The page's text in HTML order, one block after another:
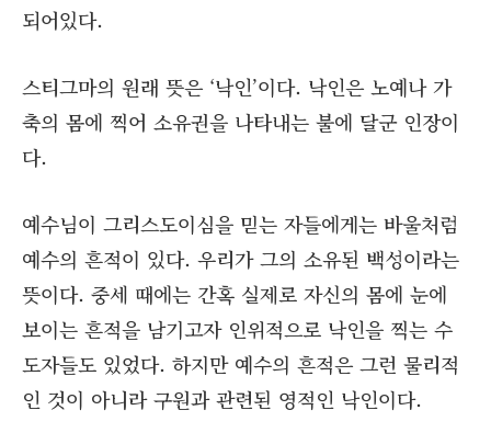
되어있다.
스티그마의 원래 뜻은 ‘낙인’이다. 낙인은 노예나 가
축의 몸에 찍어 소유권을 나타내는 불에 달군 인장이
다.
예수님이 그리스도이심을 믿는 자들에게는 바울처럼
예수의 흔적이 있다. 우리가 그의 소유된 백성이라는
뜻이다. 중세 때에는 간혹 실제로 자신의 몸에 눈에
보이는 흔적을 남기고자 인위적으로 낙인을 찍는 수
도자들도 있었다. 하지만 예수의 흔적은 그런 물리적
인 것이 아니라 구원과 관련된 영적인 낙인이다.